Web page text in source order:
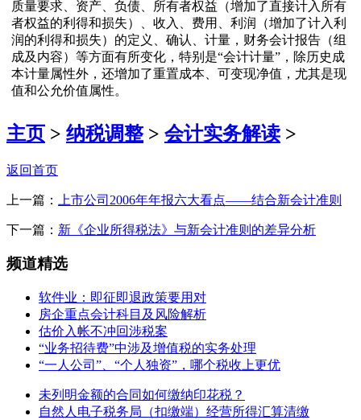
质量要求、资产、负债、所有者权益（增加了直接计入所有
者权益的利得和损失）、收入、费用、利润（增加了计入利
润的利得和损失）的定义、确认、计量，财务会计报告（组
成及内容）等方面有所变化，特别是“会计计量”，除历史成
本计量属性外，还增加了重置成本、可变现净值，尤其是现
值和公允价值属性。
主页 > 纳税调整> 会计实务解读 >
返回首页
上一篇： 上市公司2006年年报六大看点——结合新会计准则
下一篇： 新《企业所得税法》与新会计准则的差异分析
频道精选
软件业：即征即退政策要用对
房企重点会计科目及风险解析
估价入帐不冲回涉税案
“业务招待费”中涉及增值税的实务处理
“一人公司”、“个人独资”，哪个税收上更优
未列明金额的合同如何缴纳印花税？
自然人电子税务局（扣缴端）经营所得汇算清缴